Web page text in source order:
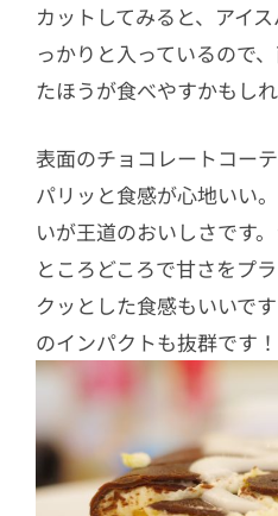
カットしてみると、アイ
っかりと入っているので
たほうが食べやすかもしれ
表面のチョコレートコー
パリッと食感が心地いい
いが王道のおいしさです
ところどころで甘さをプ
クッとした食感もいいで
のインパクトも抜群です！